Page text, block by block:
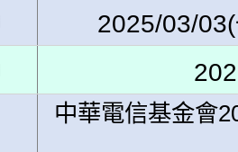
2025/03/
中華電信基金會